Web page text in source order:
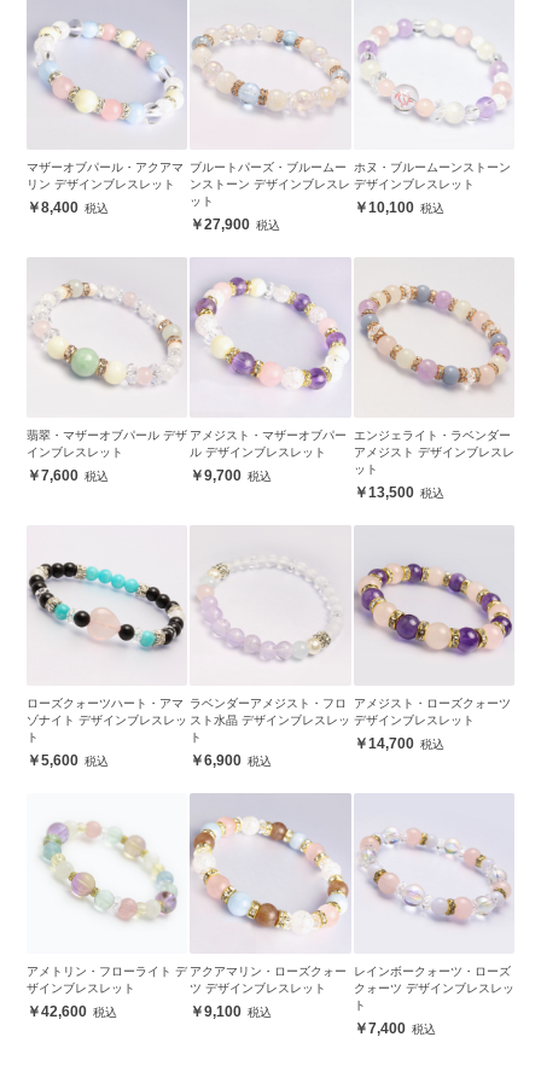
マザーオブパール・アクアマ
リン デザインブレスレット
8,400
ブルートパーズ・ブルームー
ンストーン デザインブレスレ
ット
27,900
ホヌ・ブルームーンストーン
デザインブレスレット
10,100
翡翠・マザーオブパール デザ
インブレスレット
7,600
アメジスト・マザーオブパー
ル デザインブレスレット
9,700
エンジェライト・ラベンダー
アメジスト デザインブレスレ
ット
13,500
ローズクォーツハート・アマ
ゾナイト デザインブレスレッ
ト
5,600
ラベンダーアメジスト・フロ
スト水晶 デザインブレスレッ
ト
6,900
アメジスト・ローズクォーツ
デザインブレスレット
14,700
アメトリン・フローライト デ
ザインブレスレット
42,600
アクアマリン・ローズクォー
ツ デザインブレスレット
9,100
レインボークォーツ・ローズ
クォーツ デザインブレスレッ
ト
7,400